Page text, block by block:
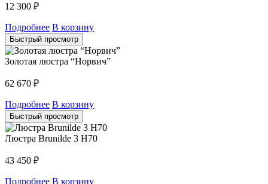
12 300 ₽
Подробнее В корзину
Быстрый просмотр
Золотая люстра “Норвич”
62 670 ₽
Подробнее В корзину
Быстрый просмотр
Люстра Brunilde 3 H70
43 450 ₽
Подробнее В корзину